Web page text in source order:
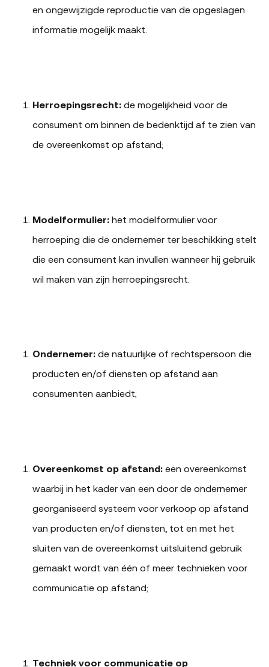
en ongewijzigde reproductie van de opgeslagen
informatie mogelijk maakt.
Herroepingsrecht: de mogelijkheid voor de
consument om binnen de bedenktijd af te zien van
de overeenkomst op afstand;
Modelformulier: het modelformulier voor
herroeping die de ondernemer ter beschikking stelt
die een consument kan invullen wanneer hij gebruik
wil maken van zijn herroepingsrecht.
Ondernemer: de natuurlijke of rechtspersoon die
producten en/of diensten op afstand aan
consumenten aanbiedt;
Overeenkomst op afstand: een overeenkomst
waarbij in het kader van een door de ondernemer
georganiseerd systeem voor verkoop op afstand
van producten en/of diensten, tot en met het
sluiten van de overeenkomst uitsluitend gebruik
gemaakt wordt van één of meer technieken voor
communicatie op afstand;
Techniek voor communicatie op